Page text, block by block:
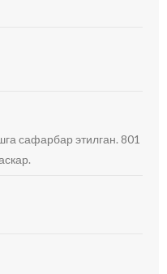
сафарбар этилган. 801